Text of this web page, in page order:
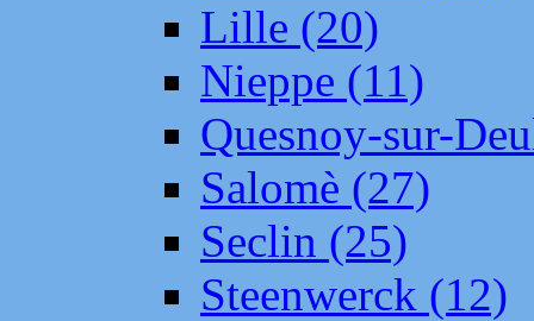
Lille (20)
Nieppe (11)
Quesnoy-sur-
Salomè (27)
Seclin (25)
Steenwerck (12)